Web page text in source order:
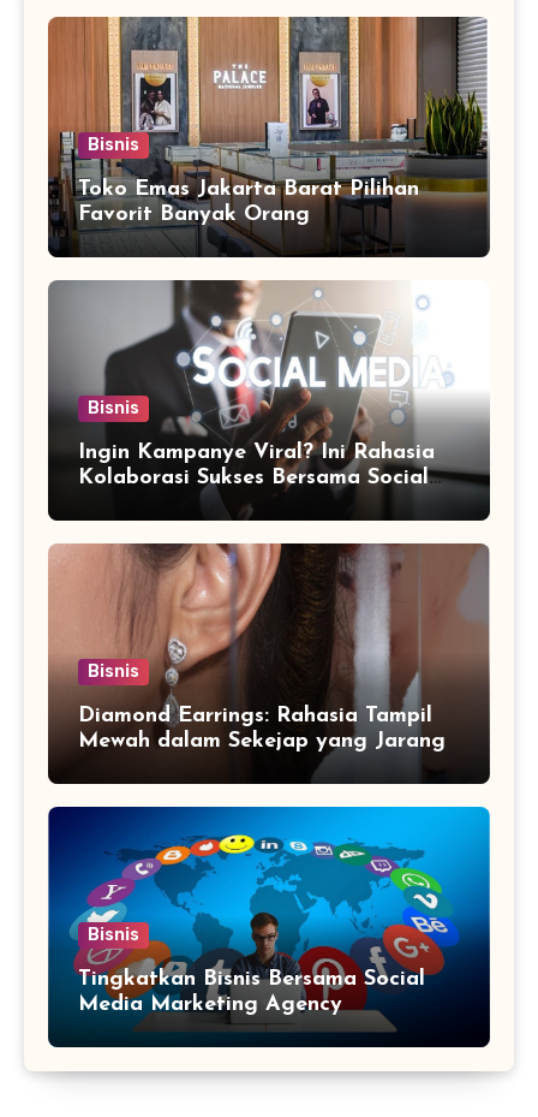
Bisnis
Toko Emas Jakarta Barat Pilihan
Favorit Banyak Orang
Bisnis
Ingin Kampanye Viral? Ini Rahasia
Kolaborasi Sukses Bersama Social
Media Marketing Agency
Bisnis
Diamond Earrings: Rahasia Tampil
Mewah dalam Sekejap yang Jarang
Bisnis
Tingkatkan Bisnis Bersama Social
Media Marketing Agency